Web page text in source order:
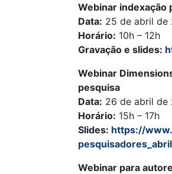
Webinar indexação
Data: 25 de abril de
Horário: 10h – 12h
Gravação e slides:
Webinar
pesquisa
Data: 26 de abril de
Horário: 15h – 17h
Slides: https://
Webinar para